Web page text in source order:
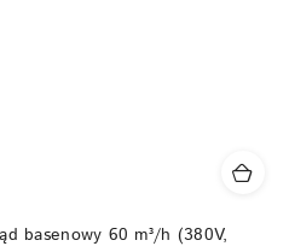
basenowy 60 m³/h (380V,